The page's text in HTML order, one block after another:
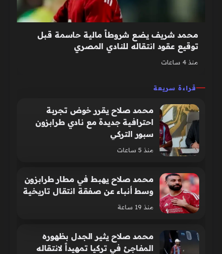
محمد شريف يضع شروطاً مالية حاسمة قبل
توقيع عقود انتقاله للنادي المصري
منذ 4 ساعات
قراءة سريعة
محمد صلاح يقرر خوض تجربة
احترافية جديدة مع نادي طرابزون
سبور التركي
منذ 5 ساعات
محمد صلاح يهبط في مطار طرابزون
وسط أنباء عن صفقة انتقال تاريخية
منذ 19 ساعة
محمد صلاح يثير الجدل بظهوره
المفاجئ في تركيا تمهيداً لانتقاله